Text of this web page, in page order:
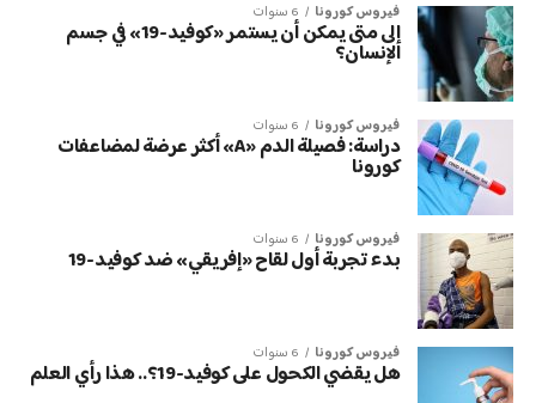
فيروس كورونا 6 سنوات
إلى متى يمكن أن يستمر «كوفيد-19» في جسم
الإنسان؟
فيروس كورونا 6 سنوات
دراسة: فصيلة الدم «A» أكثر عرضة لمضاعفات
كورونا
فيروس كورونا 6 سنوات
بدء تجربة أول لقاح «إفريقي» ضد كوفيد-19
فيروس كورونا 6 سنوات
هل يقضي الكحول على كوفيد-19؟.. هذا رأي العلم